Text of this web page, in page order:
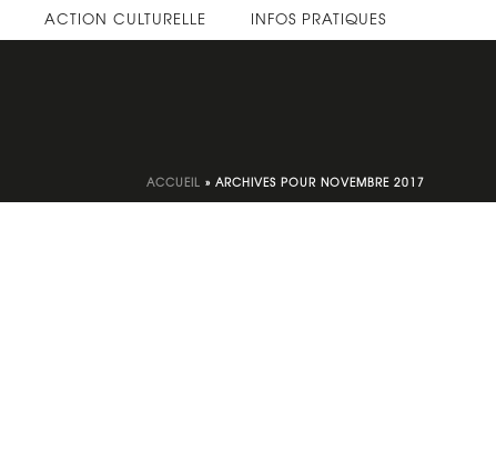
ACTION CULTURELLE INFOS PRATIQUES
ACCUEIL » ARCHIVES POUR NOVEMBRE 2017